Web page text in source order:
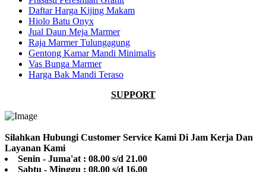
Daftar Harga Kijing Makam
Hiolo Batu Onyx
Jual Daun Meja Marmer
Raja Marmer Tulungagung
Gentong Kamar Mandi Minimalis
Vas Bunga Marmer
Harga Bak Mandi Teraso
SUPPORT
Silahkan Hubungi Customer Service Kami Di Jam Kerja Dan
Layanan Kami
Senin - Juma'at : 08.00 s/d 21.00
Sabtu - Minggu : 08.00 s/d 16.00